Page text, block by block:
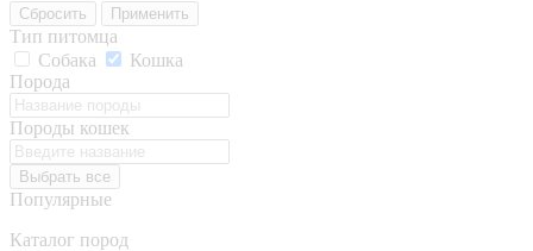
Сбросить Применить
Тип питомца
Собака
Кошка
Порода
Породы кошек
Выбрать все
Популярные
Каталог пород